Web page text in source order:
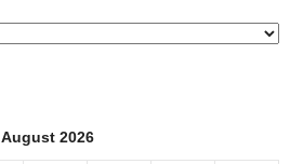
August 2026